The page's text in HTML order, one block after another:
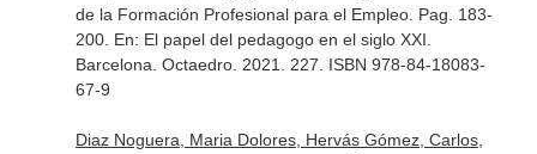
de la Formación Profesional para el Empleo. Pag. 183-
200. En: El papel del pedagogo en el siglo XXI
Barcelona. Octaedro. 2021. 227. ISBN 978-84-18083-
67-9
Diaz Noguera, Maria Dolores, Hervás Gómez, Carlos,